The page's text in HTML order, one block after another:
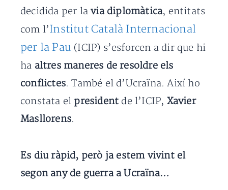
decidida per lavia diplomàtica, entitats
com l’Institut Català Internacional
per la Pau (ICIP) s’esforcen a dir que hi
ha altres maneres de resoldre els
conflictes. També el d’Ucraïna. Així ho
constata el president de l’ICIP, Xavier
Masllorens.
Es diu ràpid, però ja estem vivint el
segon any de guerra a Ucraïna…